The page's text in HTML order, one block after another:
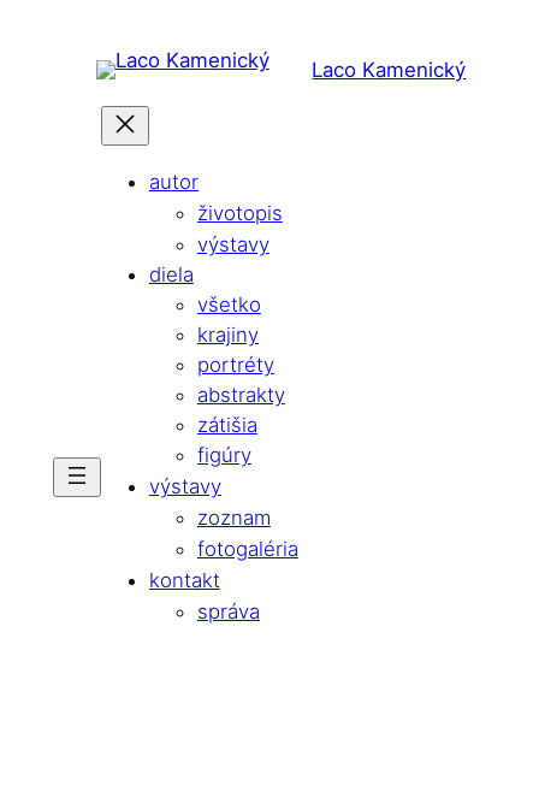
Laco Kamenický
autor
životopis
výstavy
diela
všetko
krajiny
portréty
abstrakty
zátišia
figúry
výstavy
zoznam
fotogaléria
kontakt
správa